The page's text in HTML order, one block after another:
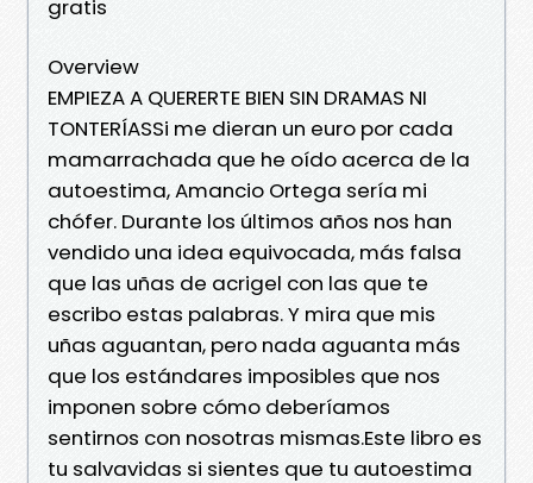
gratis
Overview
EMPIEZA A QUERERTE BIEN SIN DRAMAS NI
TONTERÍASSi me dieran un euro por cada
mamarrachada que he oído acerca de la
autoestima, Amancio Ortega sería mi
chófer. Durante los últimos años nos han
vendido una idea equivocada, más falsa
que las uñas de acrigel con las que te
escribo estas palabras. Y mira que mis
uñas aguantan, pero nada aguanta más
que los estándares imposibles que nos
imponen sobre cómo deberíamos
sentirnos con nosotras mismas.Este libro es
tu salvavidas si sientes que tu autoestima